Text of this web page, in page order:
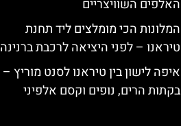
האלפים השוויצריים
המלונות הכי מומלצים ליד תחנת
טיראנו – לפני היציאה לרכבת ברנינה
איפה לישון בין טיראנו לסנט מוריץ –
בקתות הרים, נופים וקסם אלפיני